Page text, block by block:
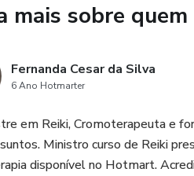
mais sobre
Fernanda Cesar da Silva
6 Ano Hotmarter
em Reiki, Cromoterapeuta e
Ministro curso de Reiki
disponível no Hotmart.